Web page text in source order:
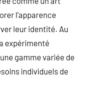
l’apparence
leur identité. Au
expérimenté
gamme variée de
individuels de